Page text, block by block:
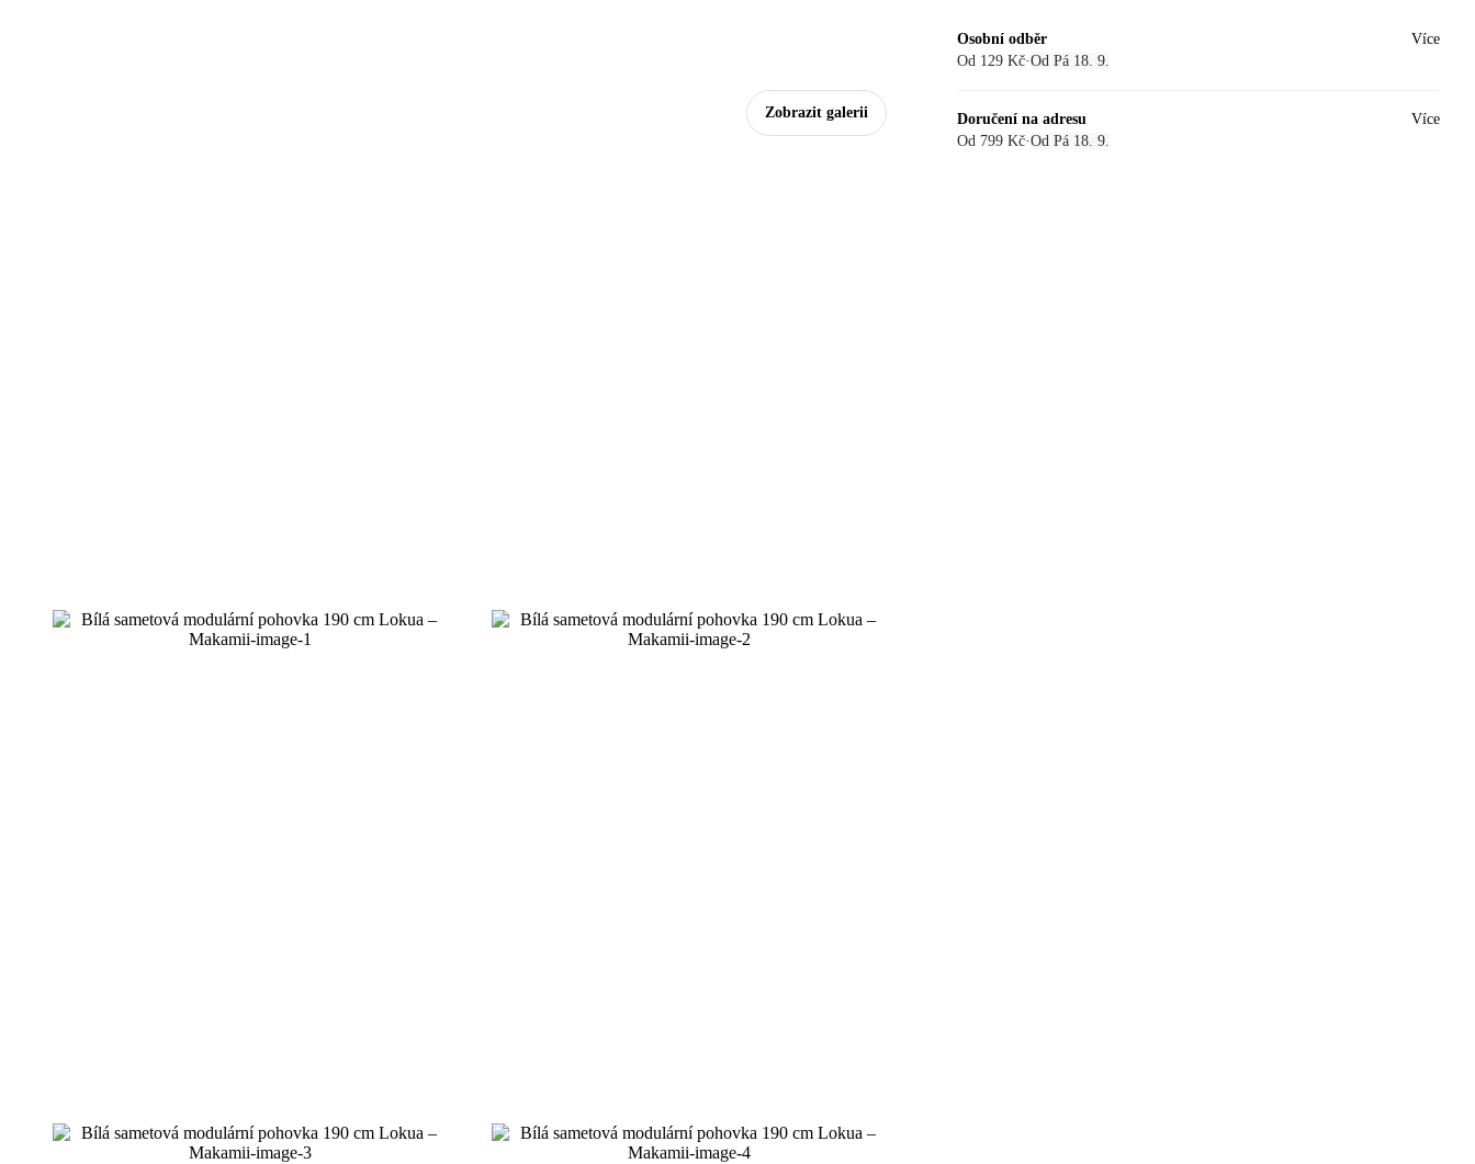
Zobrazit galerii
Osobní odběr
Od 129 Kč·Od Pá 18. 9.
Více
Doručení na adresu
Od 799 Kč·Od Pá 18. 9.
Více